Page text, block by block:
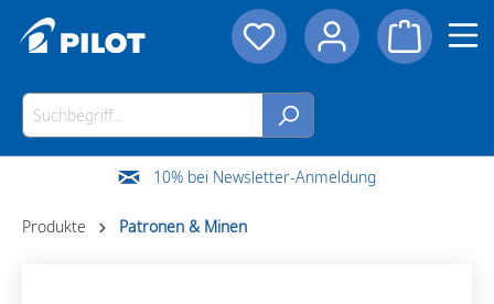
10% bei Newsletter-Anmeldung
Produkte Patronen & Minen